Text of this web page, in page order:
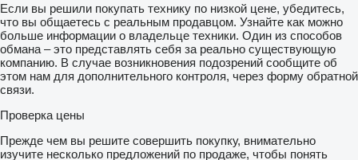
Если вы решили покупать технику по низкой цене, убедитесь,
что вы общаетесь с реальным продавцом. Узнайте как можно
больше информации о владельце техники. Один из способов
обмана – это представлять себя за реально существующую
компанию. В случае возникновения подозрений сообщите об
этом нам для дополнительного контроля, через форму обратной
связи.
Проверка цены
Прежде чем вы решите совершить покупку, внимательно
изучите несколько предложений по продаже, чтобы понять